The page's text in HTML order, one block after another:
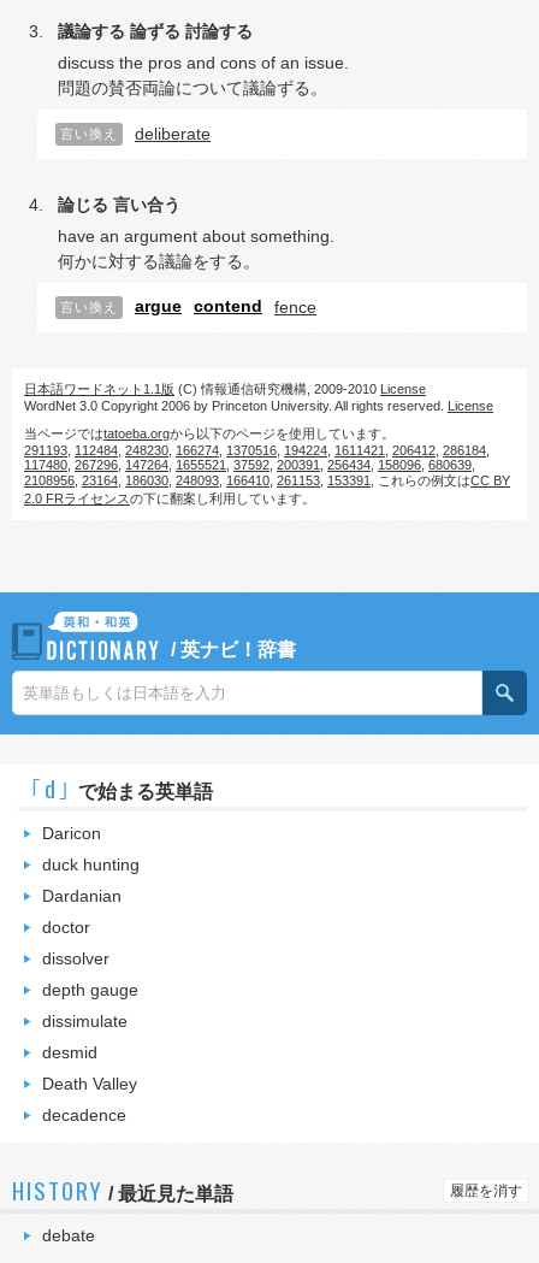
議論する 論ずる 討論する
discuss the pros and cons of an issue.
問題の賛否両論について議論ずる。
言い換え deliberate
論じる 言い合う
have an argument about something.
何かに対する議論をする。
言い換え argue contend fence
日本語ワードネット1.1版 (C) 情報通信研究機構, 2009-2010 License
WordNet 3.0 Copyright 2006 by Princeton University. All rights reserved. License
当ページではtatoeba.orgから以下のページを使用しています。
291193 112484 248230 166274 1370516 194224 1611421 206412 286184
117480 267296 147264 1655521 37592 200391 256434 158096 680639
2108956 23164 186030 248093 166410 261153 153391 , これらの例文はCC BY
2.0 FRライセンスの下に翻案し利用しています。
/英ナビ！辞書
｢d｣ で始まる英単語
Daricon
duck hunting
Dardanian
doctor
dissolver
depth gauge
dissimulate
desmid
Death Valley
decadence
HISTORY /最近見た単語 履歴を消す
debate